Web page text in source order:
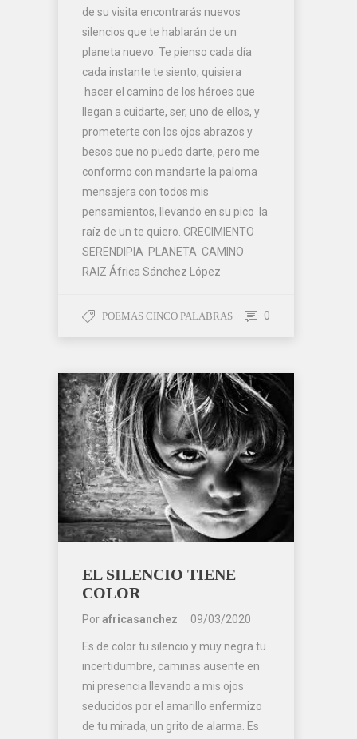
de su visita encontrarás nuevos
silencios que te hablarán de un
planeta nuevo. Te pienso cada día
cada instante te siento, quisiera
hacer el camino de los héroes que
llegan a cuidarte, ser, uno de ellos, y
prometerte con los ojos abrazos y
besos que no puedo darte, pero me
conformo con mandarte la paloma
mensajera con todos mis
pensamientos, llevando en su pico la
raíz de un te quiero. CRECIMIENTO
SERENDIPIA PLANETA CAMINO
RAIZ África Sánchez López
POEMAS CINCO PALABRAS 0
EL SILENCIO TIENE
COLOR
Porafricasanchez 09/03/2020
Es de color tu silencio y muy negra tu
incertidumbre, caminas ausente en
mi presencia llevando a mis ojos
seducidos por el amarillo enfermizo
de tu mirada, un grito de alarma. Es